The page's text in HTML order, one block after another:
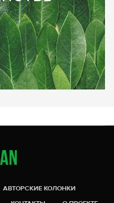
АВТОРСКИЕ КОЛОНКИ